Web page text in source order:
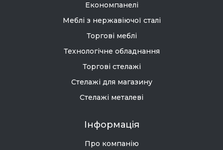
Економпанелі
Меблі з нержавіючої сталі
Торгові меблі
Технологічне обладнання
Торгові стелажі
Стелажі для магазину
Стелажі металеві
Інформація
Про компанію